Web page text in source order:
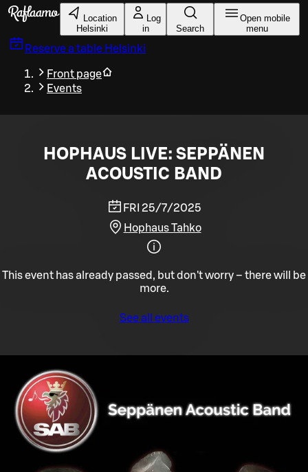
Skip to main content
Location
Helsinki
Log
in
Search
Open mobile
menu
Reserve a table Helsinki
Front page
Events
HOPHAUS LIVE: SEPPÄNEN
ACOUSTIC BAND
FRI 25/7/2025
Hophaus Tahko
This event has already passed, but don't worry – there will be
more.
See all events